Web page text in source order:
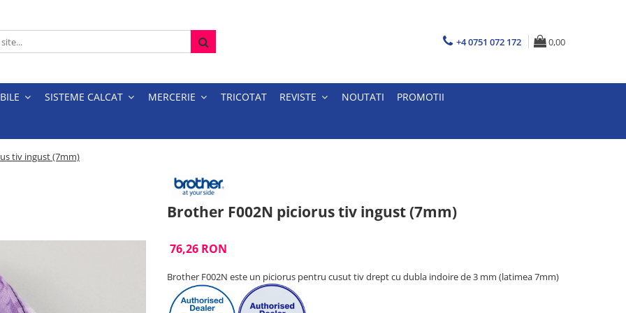
+4 0751 072 172 0,00
SISTEME CALCAT MERCERIE TRICOTAT REVISTE NOUTATI PROMOTII
tiv ingust (7mm)
Brother F002N piciorus tiv ingust (7mm)
76,26 RON
Brother F002N este un piciorus pentru cusut tiv drept cu dubla indoire de 3 mm (latimea 7mm)